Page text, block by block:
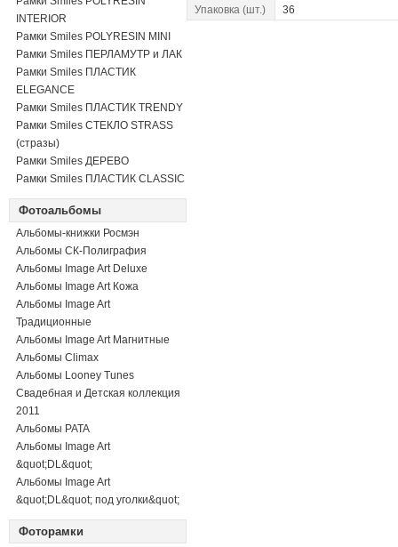
INTERIOR
Рамки Smiles POLYRESIN MINI
Рамки Smiles ПЕРЛАМУТР и ЛАК
Рамки Smiles ПЛАСТИК
ELEGANCE
Рамки Smiles ПЛАСТИК TRENDY
Рамки Smiles СТЕКЛО STRASS
(стразы)
Рамки Smiles ДЕРЕВО
Рамки Smiles ПЛАСТИК CLASSIC
Фотоальбомы
Альбомы-книжки Росмэн
Альбомы СК-Полиграфия
Альбомы Image Art Deluxe
Альбомы Image Art Кожа
Альбомы Image Art
Традиционные
Альбомы Image Art Магнитные
Альбомы Climax
Альбомы Looney Tunes
Свадебная и Детская коллекция
2011
Альбомы PATA
Альбомы Image Art
&quot;DL&quot;
Альбомы Image Art
&quot;DL&quot; под уголки&quot;
Фоторамки
Упаковка (шт.) 36